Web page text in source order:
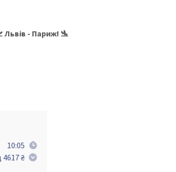
Львів - Париж! 🛬
10:05
4617 ₴